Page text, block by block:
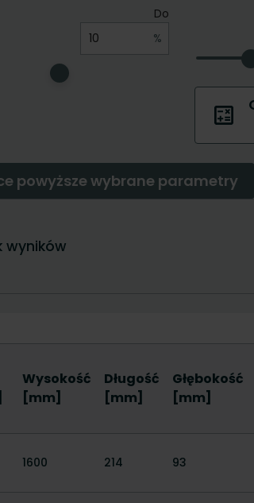
Wysokość
[mm]
Długość
[mm]
Głębokość
[mm]
1600 214 93